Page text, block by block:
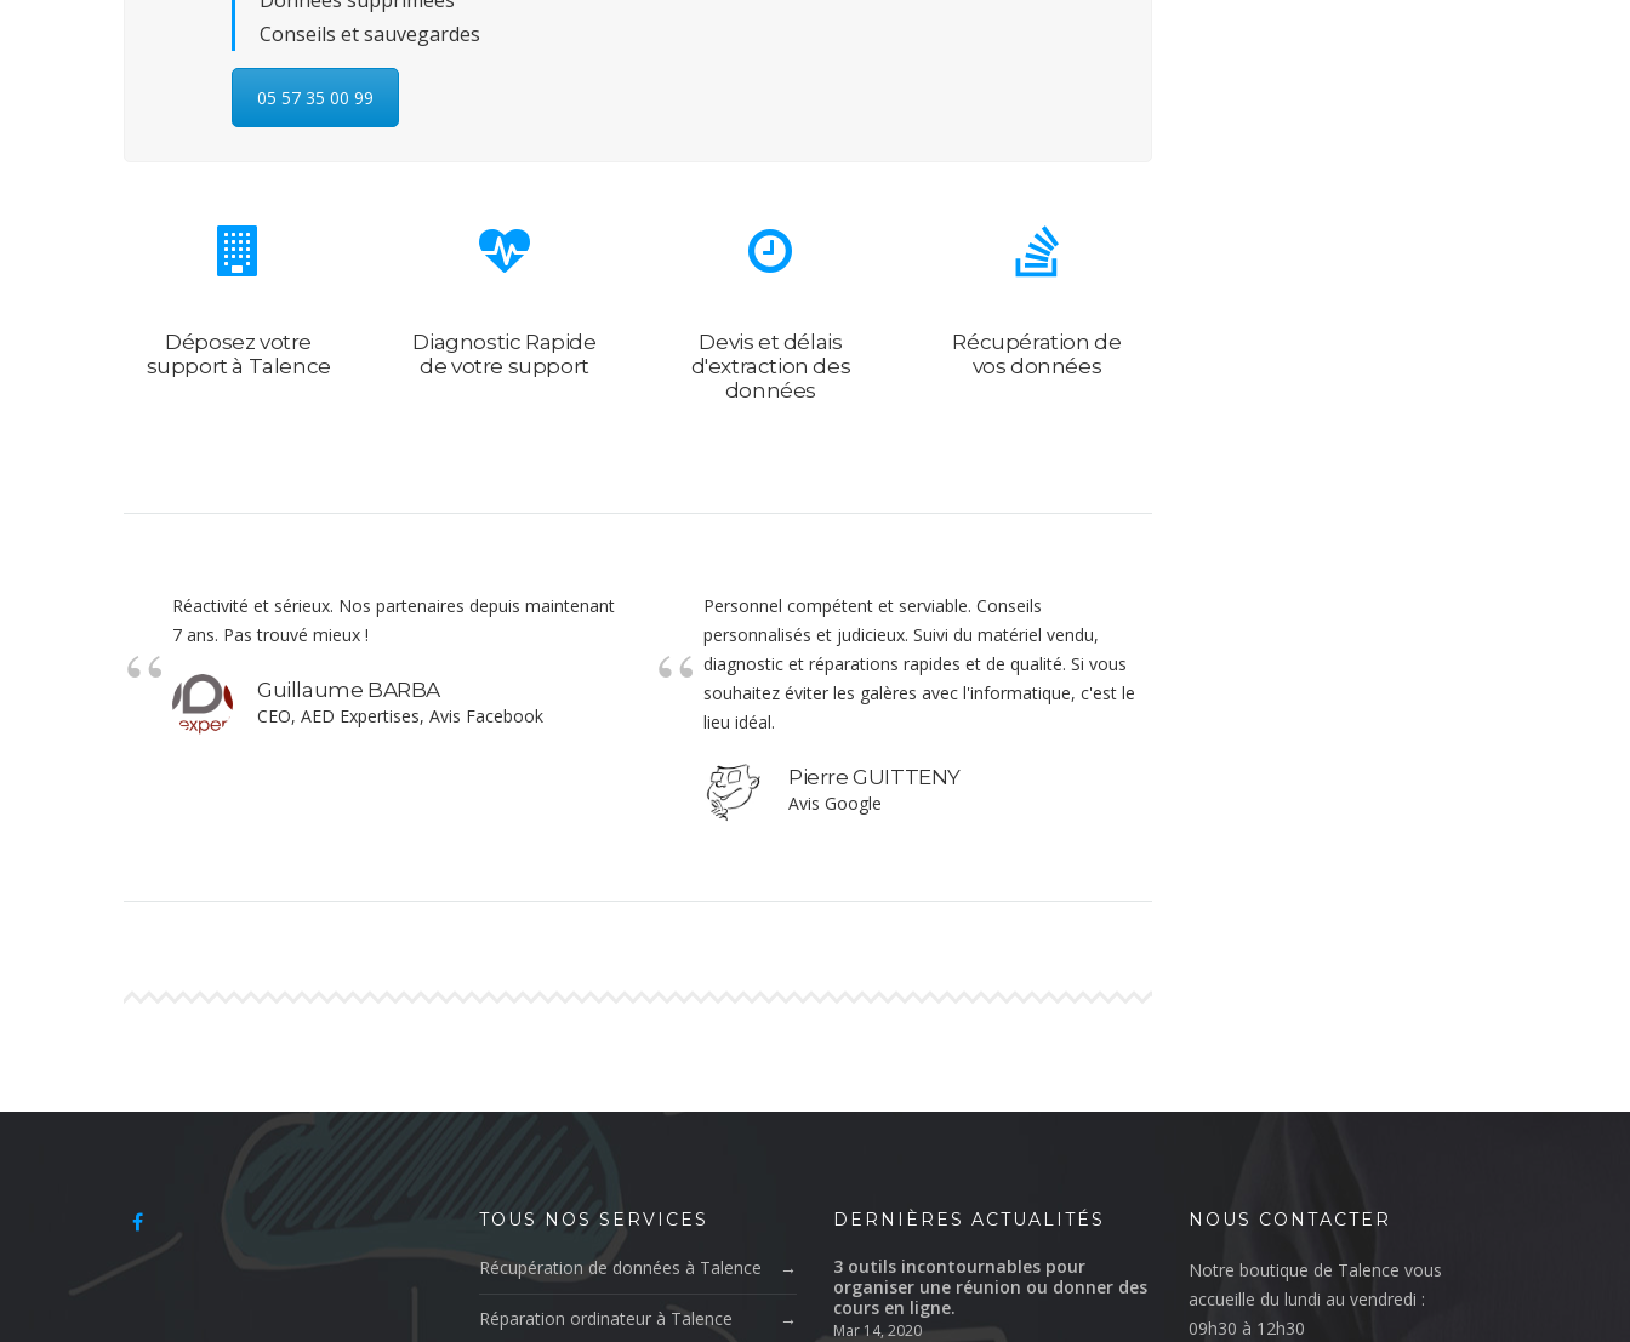
Conseils et sauvegardes
05 57 35 00 99
Déposez votre
support à Talence
Diagnostic Rapide
de votre support
Devis et délais
d'extraction des
données
Récupération de
vos données
Réactivité et sérieux. Nos partenaires depuis maintenant
7 ans. Pas trouvé mieux !
Guillaume BARBA
CEO, AED Expertises, Avis Facebook
Personnel compétent et serviable. Conseils
personnalisés et judicieux. Suivi du matériel vendu,
diagnostic et réparations rapides et de qualité. Si vous
souhaitez éviter les galères avec l'informatique, c'est le
lieu idéal.
Pierre GUITTENY
Avis Google
TOUS NOS SERVICES
Récupération de données à Talence
Réparation ordinateur à Talence
DERNIÈRES ACTUALITÉS
3 outils incontournables pour
organiser une réunion ou donner des
cours en ligne.
Mar 14, 2020
NOUS CONTACTER
Notre boutique de Talence vous
accueille du lundi au vendredi :
09h30 à 12h30